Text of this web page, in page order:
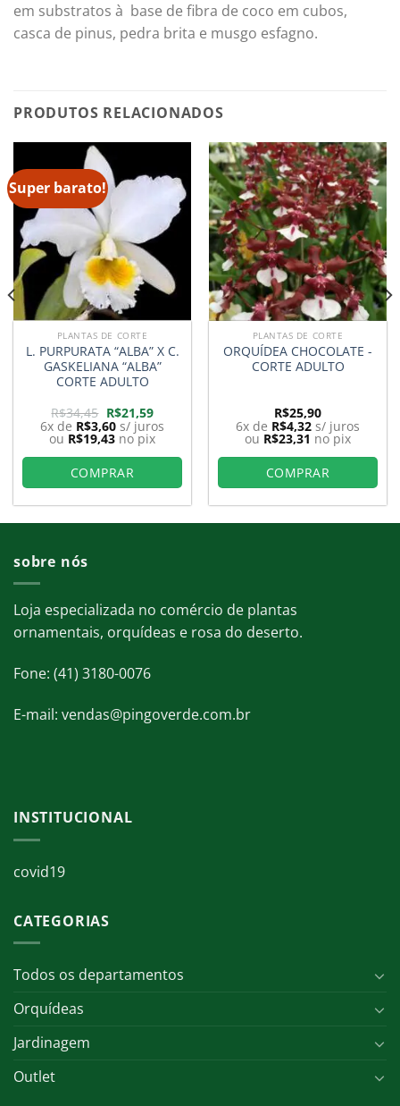
em substratos à base de fibra de coco em cubos,
casca de pinus, pedra brita e musgo esfagno.
PRODUTOS RELACIONADOS
Super barato!
PLANTAS DE CORTE
L. PURPURATA “ALBA” X C.
GASKELIANA “ALBA”
CORTE ADULTO
R$34,45 O
preço
original
era:
R$34,45.
R$21,59O
preço
atual
é:
R$21,59.
6x de R$3,60 s/ juros
ou R$19,43 no pix
COMPRAR
PLANTAS DE CORTE
ORQUÍDEA CHOCOLATE -
CORTE ADULTO
R$25,90
6x de R$4,32 s/ juros
ou R$23,31 no pix
COMPRAR
sobre nós
Loja especializada no comércio de plantas
ornamentais, orquídeas e rosa do deserto.
Fone: (41) 3180-0076
E-mail: vendas@pingoverde.com.br
INSTITUCIONAL
covid19
CATEGORIAS
Todos os departamentos
Orquídeas
Jardinagem
Outlet